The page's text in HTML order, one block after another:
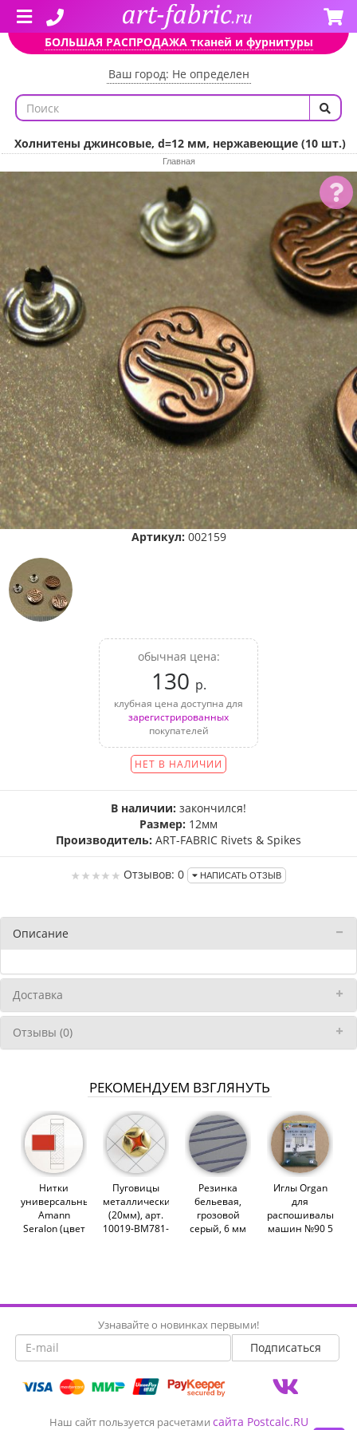
БОЛЬШАЯ РАСПРОДАЖА тканей и фурнитуры
Ваш город: Не определен
Холнитены джинсовые, d=12 мм, нержавеющие (10 шт.)
Главная
Артикул: 002159
обычная цена:
130 р.
клубная цена доступна для
зарегистрированных
покупателей
НЕТ В НАЛИЧИИ
В наличии: закончился!
Размер: 12мм
Производитель: ART-FABRIC Rivets & Spikes
Отзывов: 0 НАПИСАТЬ ОТЗЫВ
Описание
Доставка
Отзывы (0)
РЕКОМЕНДУЕМ ВЗГЛЯНУТЬ
Нитки
универсальные
Amann
Seralon (цвет
Пуговицы
металлические
(20мм), арт.
10019-BM781-
Резинка
бельевая,
грозовой
серый, 6 мм
Иглы Organ
для
распошивальных
машин №90 5
Узнавайте о новинках первыми!
Наш сайт пользуется расчетами сайта Postcalc.RU